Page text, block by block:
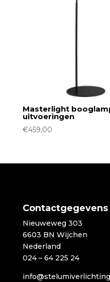
Masterlight
uitvoeringen
€459,00
Contactgegevens
Nieuweweg 303
6603 BN Wijchen
Nederland
024 – 64 225 24